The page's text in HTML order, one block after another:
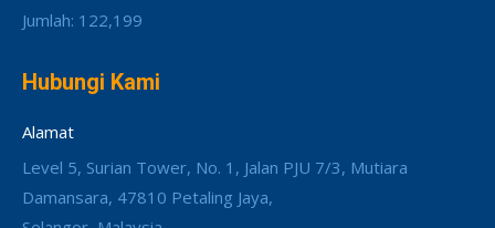
Jumlah: 122,199
Hubungi Kami
Alamat
Level 5, Surian Tower, No. 1, Jalan PJU 7/3, Mutiara
Damansara, 47810 Petaling Jaya,